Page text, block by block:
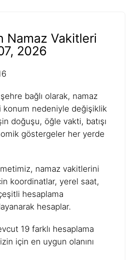
Namaz Vakitleri
2026
bağlı olarak, namaz
konum nedeniyle değişiklik
doğuşu, öğle vakti, batışı
göstergeler her yerde
namaz vakitlerini
koordinatlar, yerel saat,
hesaplama
hesaplar.
19 farklı hesaplama
için en uygun olanını